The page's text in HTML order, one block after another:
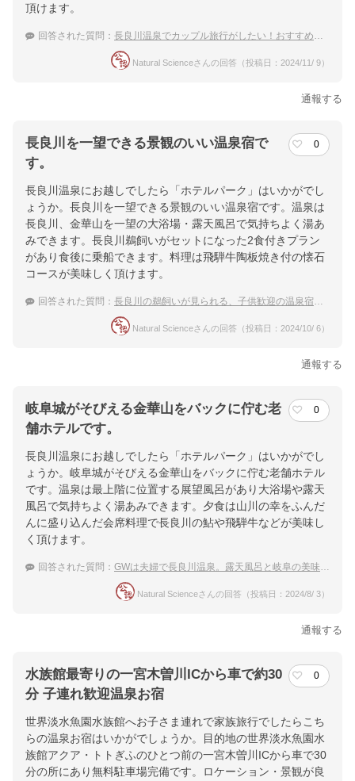
頂けます。
回答された質問： 長良川温泉でカップル旅行がしたい！おすすめの温泉宿を教えてもらえませんか？
Natural Scienceさんの回答（投稿日：2024/11/ 9）
通報する
長良川を一望できる景観のいい温泉宿で
す。
0
長良川温泉にお越しでしたら「ホテルパーク」はいかがでし
ょうか。長良川を一望できる景観のいい温泉宿です。温泉は
長良川、金華山を一望の大浴場・露天風呂で気持ちよく湯あ
みできます。長良川鵜飼いがセットになった2食付きプラン
があり食後に乗船できます。料理は飛騨牛陶板焼き付の懐石
コースが美味しく頂けます。
回答された質問： 長良川の鵜飼いが見られる、子供歓迎の温泉宿を教えてください
Natural Scienceさんの回答（投稿日：2024/10/ 6）
通報する
岐阜城がそびえる金華山をバックに佇む老
舗ホテルです。
0
長良川温泉にお越しでしたら「ホテルパーク」はいかがでし
ょうか。岐阜城がそびえる金華山をバックに佇む老舗ホテル
です。温泉は最上階に位置する展望風呂があり大浴場や露天
風呂で気持ちよく湯あみできます。夕食は山川の幸をふんだ
んに盛り込んだ会席料理で長良川の鮎や飛騨牛などが美味し
く頂けます。
回答された質問： GWは夫婦で長良川温泉。露天風呂と岐阜の美味しいものを満喫したい！
Natural Scienceさんの回答（投稿日：2024/8/ 3）
通報する
水族館最寄りの一宮木曽川ICから車で約30
分 子連れ歓迎温泉お宿
0
世界淡水魚園水族館へお子さま連れで家族旅行でしたらこち
らの温泉お宿はいかがでしょうか。目的地の世界淡水魚園水
族館アクア・トトぎふのひとつ前の一宮木曽川ICから車で30
分の所にあり無料駐車場完備です。ロケーション・景観が良